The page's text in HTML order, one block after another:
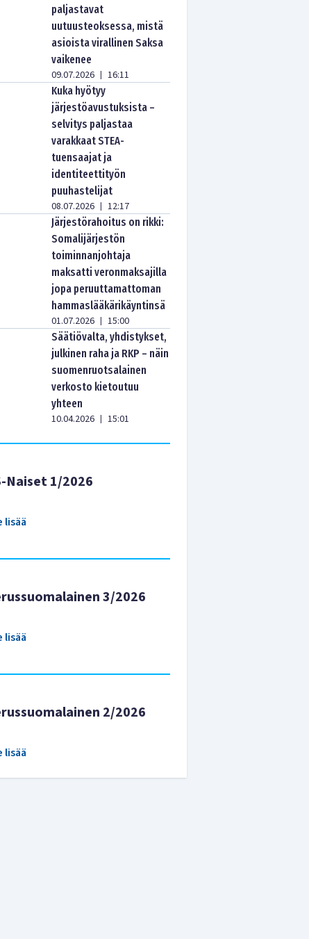
paljastavat
uutuusteoksessa, mistä
asioista virallinen Saksa
vaikenee
09.07.2026 | 16:11
Kuka hyötyy
järjestöavustuksista –
selvitys paljastaa
varakkaat STEA-
tuensaajat ja
identiteettityön
puuhastelijat
08.07.2026 | 12:17
Järjestörahoitus on rikki:
Somalijärjestön
toiminnanjohtaja
maksatti veronmaksajilla
jopa peruuttamattoman
hammaslääkärikäyntinsä
01.07.2026 | 15:00
Säätiövalta, yhdistykset,
julkinen raha ja RKP – näin
suomenruotsalainen
verkosto kietoutuu
yhteen
10.04.2026 | 15:01
Naiset 1/2026
lisää
3/2026
lisää
2/2026
lisää